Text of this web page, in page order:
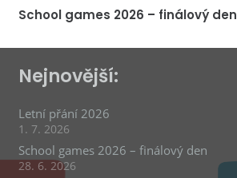
School games 2026 – finálový den
Nejnovější:
Letní přání 2026
1. 7. 2026
School games 2026 – finálový den
28. 6. 2026